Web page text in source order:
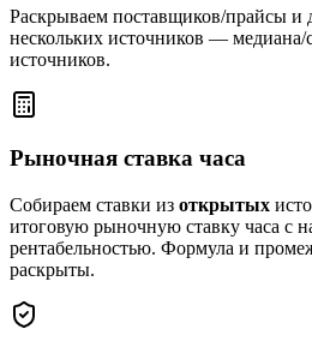
Раскрываем поставщиков/прайсы и
нескольких источников — медиана/
источников.
Рыночная ставка часа
Собираем ставки из открытых
итоговую рыночную ставку часа с
рентабельностью. Формула и
раскрыты.